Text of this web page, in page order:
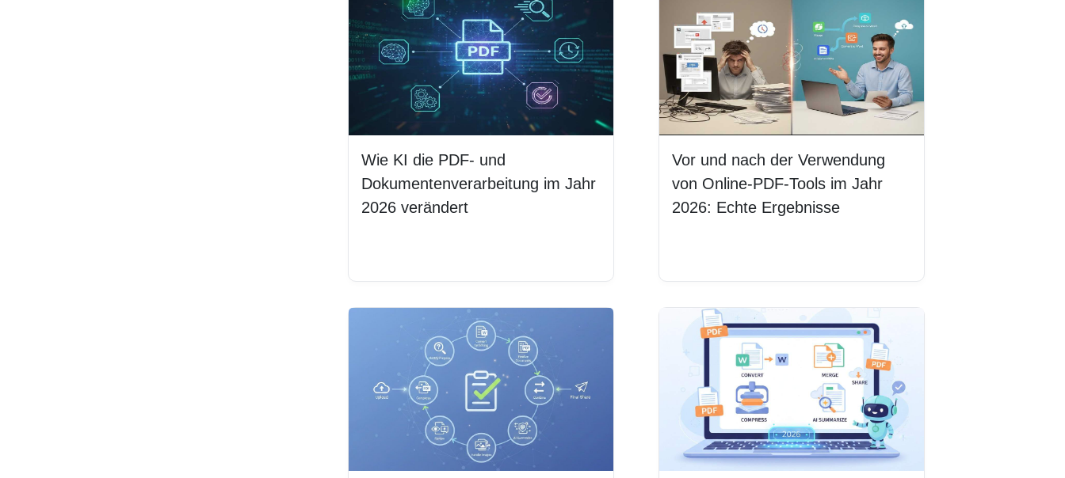
Wie KI die PDF- und
Dokumentenverarbeitung im Jahr
2026 verändert
Vor und nach der Verwendung
von Online-PDF-Tools im Jahr
2026: Echte Ergebnisse